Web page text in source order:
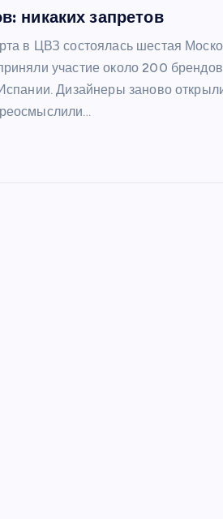
никаких запретов
в ЦВЗ состоялась шестая
участие около 200
Дизайнеры заново